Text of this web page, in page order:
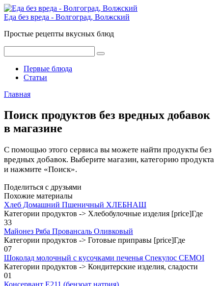
Перейти
к
Еда без вреда - Волгоград, Волжский
Простые рецепты вкусных блюд
Первые блюда
Статьи
Главная
Поиск продуктов без вредных добавок
в магазине
С помощью этого сервиса вы можете найти продукты без
вредных добавок. Выберите магазин, категорию продукта
и нажмите «Поиск».
Поделиться с друзьями
Похожие материалы
Хлеб Домашний Пшеничный ХЛЕБНАШ
Категории продуктов -> Хлебобулочные изделия [price]Где
33
Майонез Ряба Провансаль Оливковый
Категории продуктов -> Готовые приправы [price]Где
07
Шоколад молочный с кусочками печенья Спекулос CEMOI
Категории продуктов -> Кондитерские изделия, сладости
01
Консервант E211 (бензоат натрия)